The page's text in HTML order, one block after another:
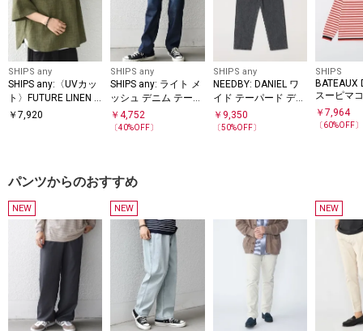
SHIPS any
SHIPS any:〈UVカッ
ト〉FUTURE LINEN C
ANVAS リネンライク
￥ 7,920
SHIPS any
SHIPS any: ライト メ
ッシュ デニム テーパ
ード パンツ (セット
アップ対応)◇
￥4,752
〔40%OFF〕
SHIPS any
NEEDBY: DANIEL ワ
イド テーパード デニ
ム パンツ
￥ 9,350
〔50%OFF〕
SHIPS
BATEAUX
スーピマ
ゲージ ボ
ーネック
￥7,964
〔 60%OFF〕
パンツからのおすすめ
NEW NEW NEW